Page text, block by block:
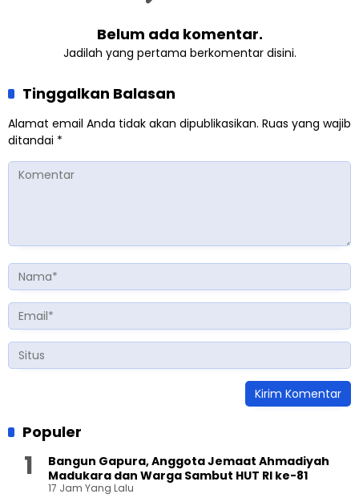
Belum ada komentar.
Jadilah yang pertama berkomentar disini.
Tinggalkan Balasan
Alamat email Anda tidak akan dipublikasikan. Ruas yang wajib
ditandai *
Populer
Bangun Gapura, Anggota Jemaat Ahmadiyah
Madukara dan Warga Sambut HUT RI ke-81
17 Jam Yang Lalu